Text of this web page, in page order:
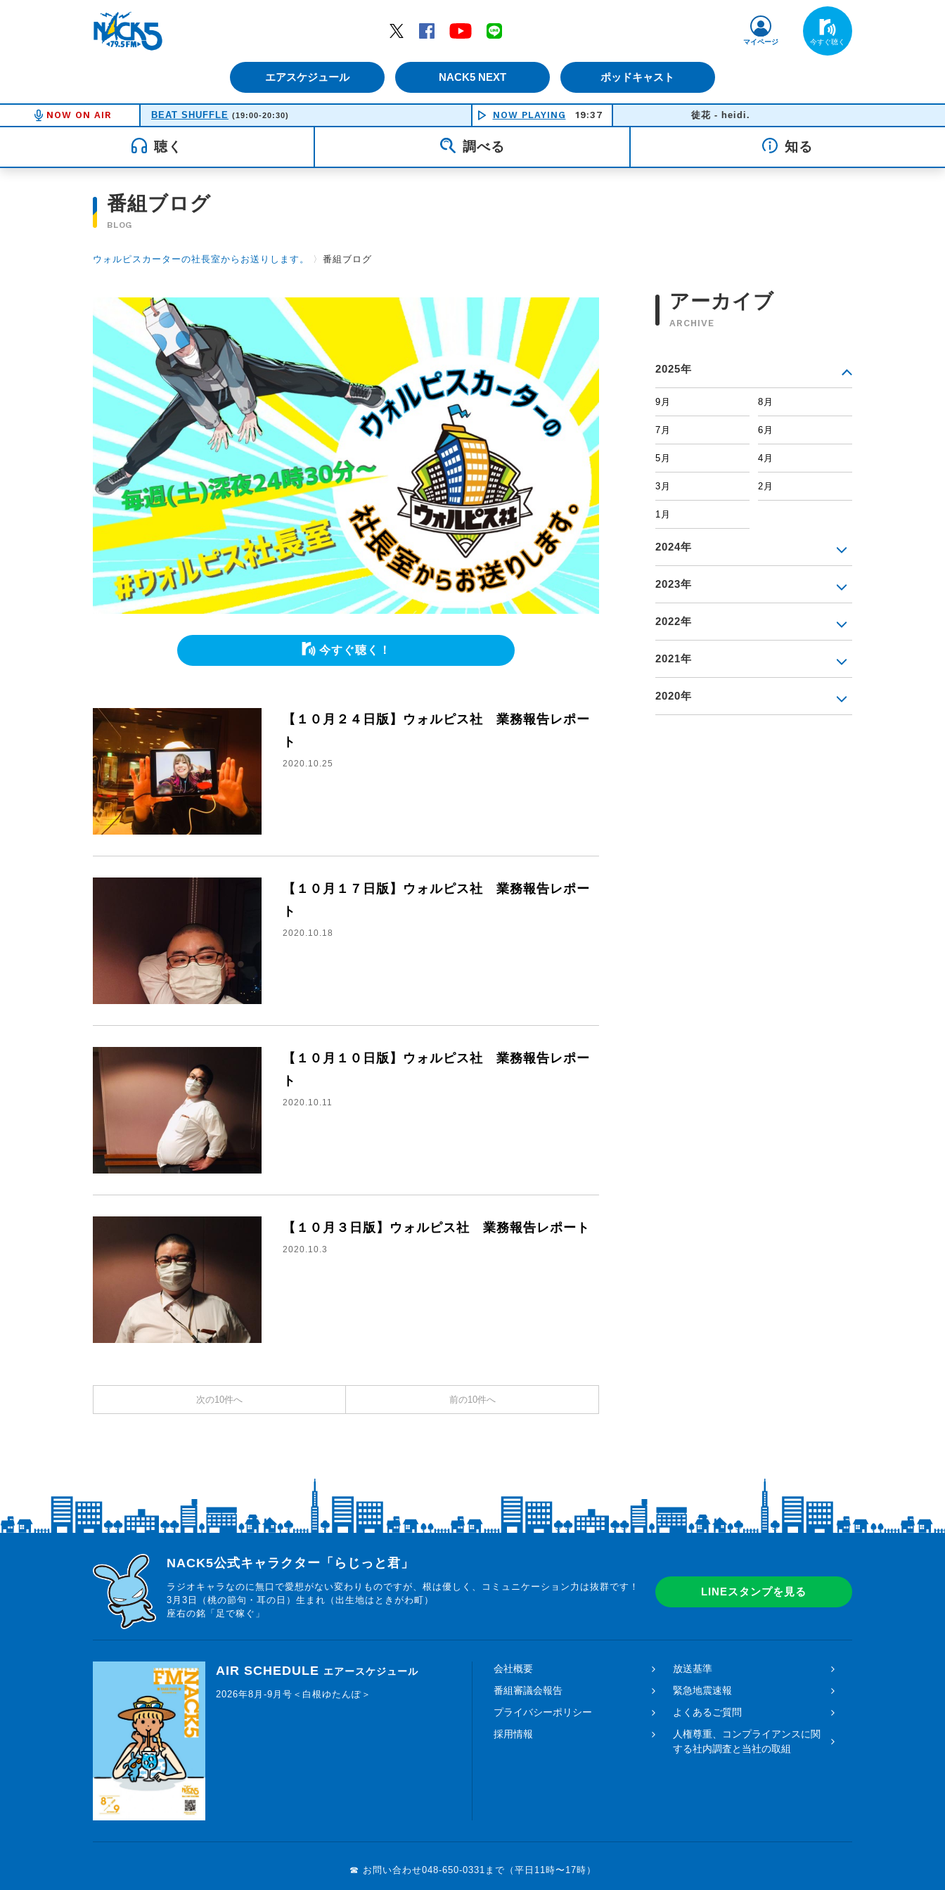
Twitter
Facebook YouTube
エアスケジュール NACK5 NEXT ポッドキャスト
マイページ
NOW ON AIR BEAT SHUFFLE (19:00-20:30) NOW PLAYING 19:37 徒花 - heidi.
聴く 調べる 知る
番組ブログ
BLOG
ウォルピスカーターの社長室からお送りします。 〉 番組ブログ
今すぐ聴く！
【１０月２４日版】ウォルピス社 業務報告レポー
ト
2020.10.25
【１０月１７日版】ウォルピス社 業務報告レポー
ト
2020.10.18
【１０月１０日版】ウォルピス社 業務報告レポー
ト
2020.10.11
【１０月３日版】ウォルピス社 業務報告レポート
2020.10.3
次の10件へ 前の10件へ
アーカイブ
ARCHIVE
2025年
9月 8月
7月 6月
5月 4月
3月 2月
1月
2024年
2023年
2022年
2021年
2020年
らじっと君
NACK5公式キャラクター「らじっと君」
ラジオキャラなのに無口で愛想がない変わりものですが、根は優しく、コミュニケーション力は抜群です！
3月3日（桃の節句・耳の日）生まれ（出生地はときがわ町）
座右の銘「足で稼ぐ」
LINEスタンプを見る
AIR SCHEDULE エアースケジュール
2026年8月-9月号＜白根ゆたんぽ＞
会社概要
放送基準
番組審議会報告
緊急地震速報
プライバシーポリシー
よくあるご質問
採用情報
人権尊重、コンプライアンスに関
する社内調査と当社の取組
☎ お問い合わせ048-650-0331まで（平日11時〜17時）